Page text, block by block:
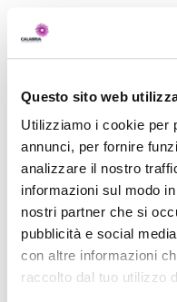
Questo sito web
Utilizziamo i cookie per
annunci, per fornire
analizzare il nostro
informazioni sul modo
nostri partner che si
pubblicità e social
con altre informazioni
raccolto dal tuo utilizzo